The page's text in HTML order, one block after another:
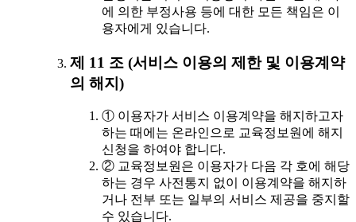
에 의한 부정사용 등에 대한 모든 책임은 이
용자에게 있습니다.
제 11 조 (서비스 이용의 제한 및 이용계약
의 해지)
① 이용자가 서비스 이용계약을 해지하고자
하는 때에는 온라인으로 교육정보원에 해지
신청을 하여야 합니다.
② 교육정보원은 이용자가 다음 각 호에 해당
하는 경우 사전통지 없이 이용계약을 해지하
거나 전부 또는 일부의 서비스 제공을 중지할
수 있습니다.